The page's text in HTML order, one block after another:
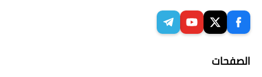
الصفحات